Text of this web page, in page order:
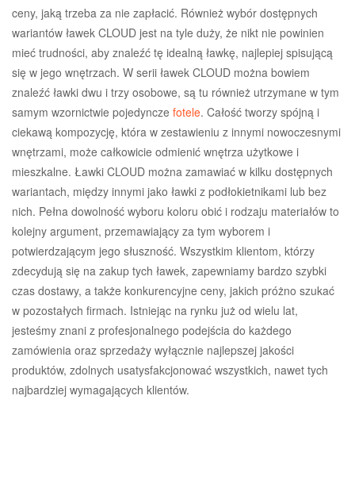
ceny, jaką trzeba za nie zapłacić. Również wybór dostępnych
wariantów ławek CLOUD jest na tyle duży, że nikt nie powinien
mieć trudności, aby znaleźć tę idealną ławkę, najlepiej spisującą
się w jego wnętrzach. W serii ławek CLOUD można bowiem
znaleźć ławki dwu i trzy osobowe, są tu również utrzymane w tym
samym wzornictwie pojedyncze fotele. Całość tworzy spójną i
ciekawą kompozycję, która w zestawieniu z innymi nowoczesnymi
wnętrzami, może całkowicie odmienić wnętrza użytkowe i
mieszkalne. Ławki CLOUD można zamawiać w kilku dostępnych
wariantach, między innymi jako ławki z podłokietnikami lub bez
nich. Pełna dowolność wyboru koloru obić i rodzaju materiałów to
kolejny argument, przemawiający za tym wyborem i
potwierdzającym jego słuszność. Wszystkim klientom, którzy
zdecydują się na zakup tych ławek, zapewniamy bardzo szybki
czas dostawy, a także konkurencyjne ceny, jakich próżno szukać
w pozostałych firmach. Istniejąc na rynku już od wielu lat,
jesteśmy znani z profesjonalnego podejścia do każdego
zamówienia oraz sprzedaży wyłącznie najlepszej jakości
produktów, zdolnych usatysfakcjonować wszystkich, nawet tych
najbardziej wymagających klientów.